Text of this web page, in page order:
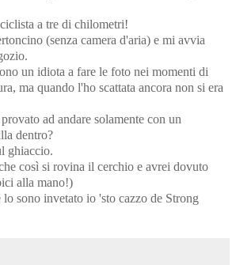
a tre di chilometri!
(senza camera d'aria) e mi avvia
un idiota a fare le foto nei momenti di
ma quando l'ho scattata ancora non si era
ad andare solamente con un
dentro?
ghiaccio.
così si rovina il cerchio e avrei dovuto
alla mano!)
lo sono invetato io 'sto cazzo de Strong